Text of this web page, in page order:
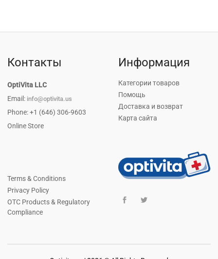
Контакты
OptiVita LLC
Email: info@optivita.us
Phone: +1 (646) 306-9603
Online Store
Информация
Категории товаров
Помощь
Доставка и возврат
Карта сайта
Terms & Conditions
Privacy Policy
OTC Products & Regulatory
Compliance